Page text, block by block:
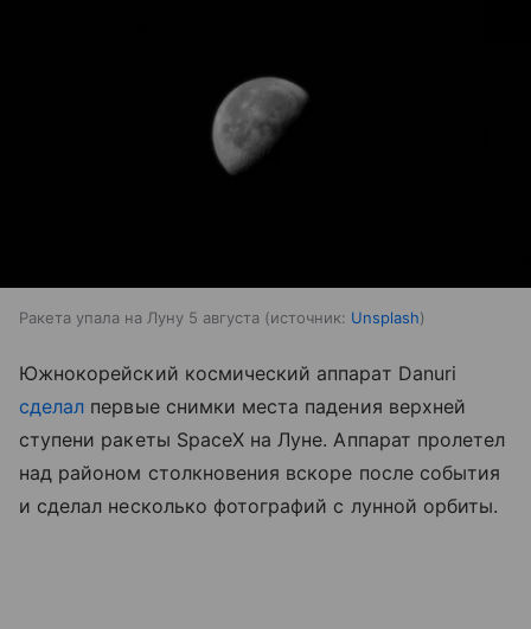
Ракета упала на Луну 5 августа источник: Unsplash
Южнокорейский космический аппарат Danuri
сделал первые снимки места падения верхней
ступени ракеты SpaceX на Луне. Аппарат пролетел
над районом столкновения вскоре после события
и сделал несколько фотографий с лунной орбиты.